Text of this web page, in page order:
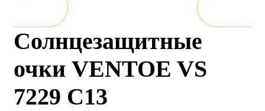
Солнцезащитные
очки VENTOE VS
7229 C13